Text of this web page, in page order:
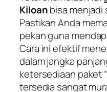
Kiloanbisa menjadi
Pastikan Anda
pekan guna
Cara ini efektif
dalam jangka
ketersediaan paket
tersedia sangat